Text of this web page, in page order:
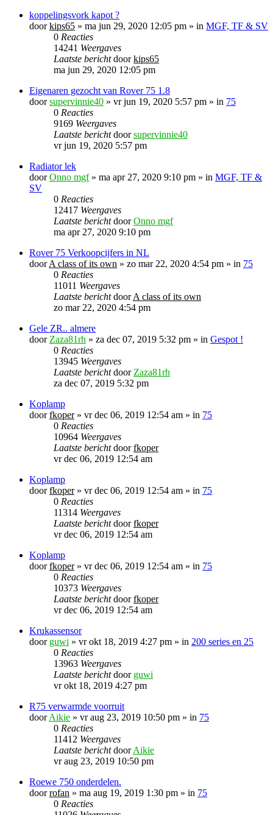
koppelingsvork kapot ?
doorkips65 » ma jun 29, 2020 12:05 pm » in MGF, TF & SV
0 Reacties
14241 Weergaves
Laatste berichtdoorkips65
ma jun 29, 2020 12:05 pm
Eigenaren gezocht van Rover 75 1.8
doorsupervinnie40 » vr jun 19, 2020 5:57 pm » in 75
0 Reacties
9169 Weergaves
Laatste berichtdoorsupervinnie40
vr jun 19, 2020 5:57 pm
Radiator lek
doorOnno mgf» ma apr 27, 2020 9:10 pm » in MGF, TF &
SV
0 Reacties
12417 Weergaves
Laatste berichtdoorOnno mgf
ma apr 27, 2020 9:10 pm
Rover 75 Verkoopcijfers in NL
doorA class of its own » zo mar 22, 2020 4:54 pm » in 75
0 Reacties
11011 Weergaves
Laatste berichtdoorA class of its own
zo mar 22, 2020 4:54 pm
Gele ZR.. almere
door Zaza81rh » za dec 07, 2019 5:32 pm » in Gespot !
0 Reacties
13945 Weergaves
Laatste berichtdoor Zaza81rh
za dec 07, 2019 5:32 pm
Koplamp
doorfkoper» vr dec 06, 2019 12:54 am » in 75
0 Reacties
10964 Weergaves
Laatste berichtdoorfkoper
vr dec 06, 2019 12:54 am
Koplamp
doorfkoper» vr dec 06, 2019 12:54 am » in 75
0 Reacties
11314 Weergaves
Laatste berichtdoorfkoper
vr dec 06, 2019 12:54 am
Koplamp
doorfkoper» vr dec 06, 2019 12:54 am » in 75
0 Reacties
10373 Weergaves
Laatste berichtdoorfkoper
vr dec 06, 2019 12:54 am
Krukassensor
door guwi » vr okt 18, 2019 4:27 pm » in 200 series en 25
0 Reacties
13963 Weergaves
Laatste berichtdoor guwi
vr okt 18, 2019 4:27 pm
R75 verwarmde voorruit
doorAikie » vr aug 23, 2019 10:50 pm » in 75
0 Reacties
11412 Weergaves
Laatste berichtdoorAikie
vr aug 23, 2019 10:50 pm
Roewe 750 onderdelen.
doorrofan » ma aug 19, 2019 1:30 pm » in 75
0 Reacties